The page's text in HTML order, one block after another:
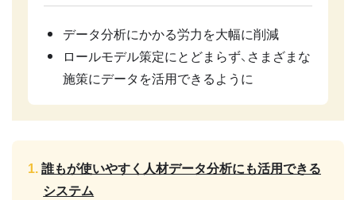
データ分析にかかる労力を大幅に削減
ロールモデル策定にとどまらず、さまざまな
施策にデータを活用できるように
誰もが使いやすく人材データ分析にも活用できる
システム